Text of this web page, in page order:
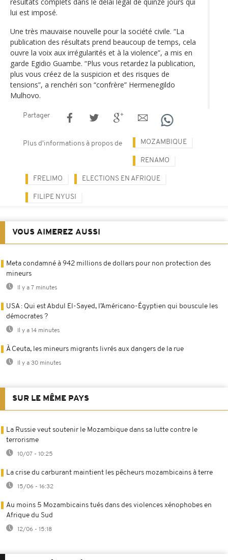
lui est imposé.
Une très mauvaise nouvelle pour la société civile. “La
publication des résultats prend beaucoup de temps, cela
ouvre la voix aux irrégularités et à la violence”, a mis en
garde Egidio Guambe. “Plus vous retardez la publication,
plus vous créez de la suspicion et des risques de
tensions”, a renchéri son “confrère” Hermenegildo
Mulhovo.
Partager
Plus d'informations à propos de MOZAMBIQUE
RENAMO
FRELIMO ELECTIONS EN AFRIQUE
FILIPE NYUSI
VOUS AIMEREZ AUSSI
Meta condamné à 942 millions de dollars pour non protection des
mineurs
Il y a 7 minutes
USA : Qui est Abdul El-Sayed, l’Américano-Égyptien qui bouscule les
démocrates ?
Il y a 14 minutes
À Ceuta, les mineurs migrants livrés aux dangers de la rue
Il y a 30 minutes
SUR LE MÊME PAYS
La Russie veut soutenir le Mozambique dans sa lutte contre le
terrorisme
10/07 - 10:25
La crise du carburant maintient les pêcheurs mozambicains à terre
15/06 - 16:32
Au moins 5 Mozambicains tués dans des violences xénophobes en
Afrique du Sud
12/06 - 15:18